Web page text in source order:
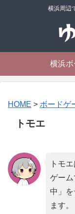
横浜周辺
横浜
HOME > ボードゲ
トモエ
トモ
ゲーム
中 」
ます。